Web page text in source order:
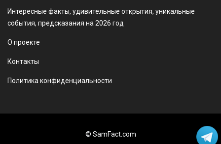
Интересные факты, удивительные открытия, уникальные
события, предсказания на 2026 год
О проекте
Контакты
Политика конфиденциальности
© SamFact.com